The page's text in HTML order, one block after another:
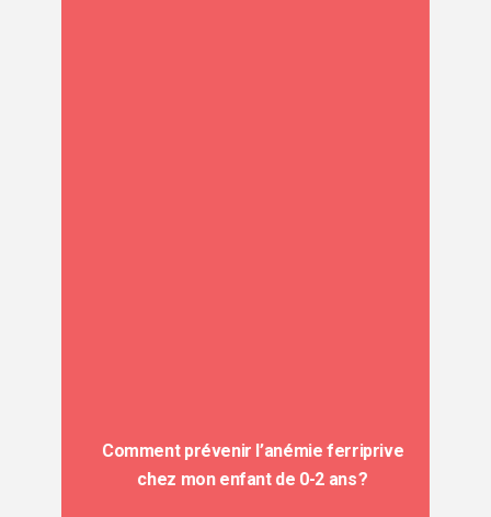
Comment prévenir l’anémie ferriprive
chez mon enfant de 0-2 ans ?